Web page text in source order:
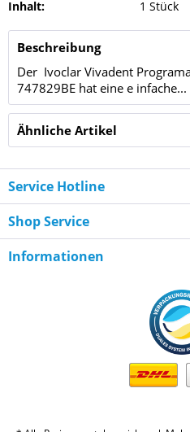
Inhalt:
1 Stück
Beschreibung
Der Ivoclar Vivadent
747829BE hat eine e infache...
Ähnliche Artikel
Service Hotline
Shop Service
Informationen